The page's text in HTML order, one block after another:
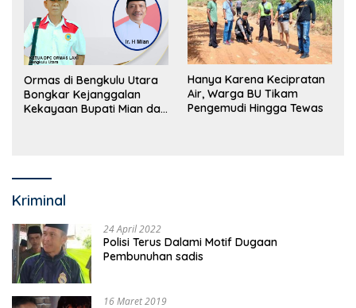
Ormas di Bengkulu Utara
Bongkar Kejanggalan
Kekayaan Bupati Mian dan
Hanya Karena Kecipratan
Air, Warga BU Tikam
Pengemudi Hingga Tewas
Kriminal
24 April 2022
Polisi Terus Dalami Motif Dugaan
Pembunuhan sadis
16 Maret 2019